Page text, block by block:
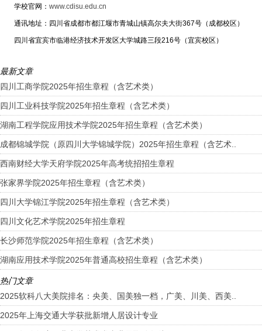
学校官网： www.cdisu.edu.cn
通讯地址：四川省成都市都江堰市青城山镇高尔夫大街367号（成都校区）
四川省宜宾市临港经济技术开发区大学城路三段216号（宜宾校区）
最新文章
四川工商学院2025年招生章程（含艺术类）
四川工业科技学院2025年招生章程（含艺术类）
湖南工程学院应用技术学院2025年招生章程（含艺术类）
成都锦城学院（原四川大学锦城学院）2025年招生章程（含艺术..
西南财经大学天府学院2025年高考统招招生章程
张家界学院2025年招生章程（含艺术类）
四川大学锦江学院2025年招生章程（含艺术类）
四川文化艺术学院2025年招生章程
长沙师范学院2025年招生章程（含艺术类）
湖南应用技术学院2025年普通高校招生章程（含艺术类）
热门文章
2025软科八大美院排名：央美、国美独一档，广美、川美、西美..
2025年上海交通大学获批新增人居设计专业